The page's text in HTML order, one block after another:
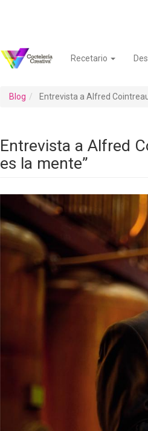
NavegaciónRecetario
Menú
cuenta
de
Blog Entrevista a Alfred
Entrevista a Alfred
es la mente”